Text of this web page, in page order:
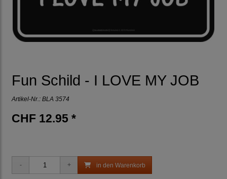
Fun Schild - I LOVE MY JOB
Artikel-Nr.: BLA 3574
CHF 12.95 *
in den Warenkorb